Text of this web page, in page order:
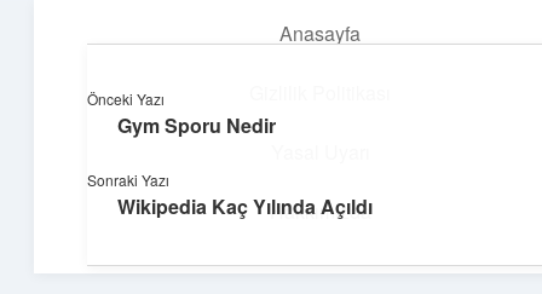
Anasayfa
Hakkımızda
Neşeli Fikir Köşesi
Hayatına neşe katan kısa hikayeler!
Önceki Yazı
Gym Sporu Nedir
Sonraki Yazı
Wikipedia Kaç Yılında Açıldı